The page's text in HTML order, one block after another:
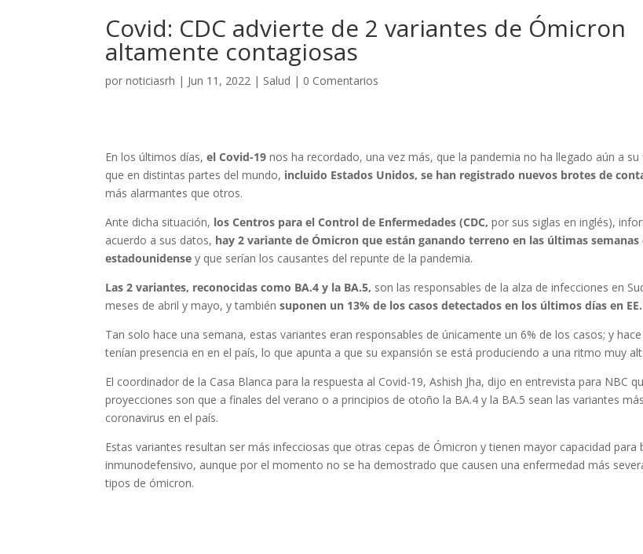
Covid: CDC advierte de 2 variantes de Ómicron
altamente contagiosas
pornoticiasrh | Jun 11, 2022 | Salud | 0 Comentarios
En los últimos días,el Covid-19 nos ha recordado, una vez más, que la pandemia no ha llegado aún a su
que en distintas partes del mundo, incluido Estados Unidos, se han registrado nuevos brotes de
más alarmantes que otros.
Ante dicha situación, los Centros para el Control de Enfermedades (CDC, por sus siglas en inglés),
acuerdo a sus datos, hay 2 variante de Ómicron que están ganando terreno en las últimas
estadounidense y que serían los causantes del repunte de la pandemia.
Las 2 variantes, reconocidas como BA.4 y la BA.5, son las responsables de la alza de infecciones en
meses de abril y mayo, y tambiénsuponen un 13% de los casos detectados en los últimos días en
Tan solo hace una semana, estas variantes eran responsables de únicamente un 6% de los casos; y
tenían presencia en en el país, lo que apunta a que su expansión se está produciendo a una ritmo muy
El coordinador de la Casa Blanca para la respuesta al Covid-19, Ashish Jha, dijo en entrevista para NBC
proyecciones son que a finales del verano o a principios de otoño la BA.4 y la BA.5 sean las variantes
coronavirus en el país.
Estas variantes resultan ser más infecciosas que otras cepas de Ómicron y tienen mayor capacidad para
inmunodefensivo, aunque por el momento no se ha demostrado que causen una enfermedad más
tipos de ómicron.